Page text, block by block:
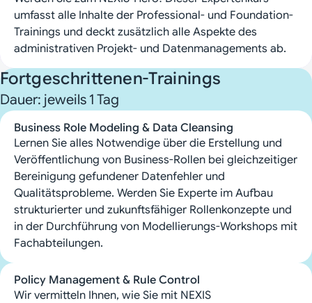
umfasst alle Inhalte der Professional- und Foundation-
Trainings und deckt zusätzlich alle Aspekte des
administrativen Projekt- und Datenmanagements ab.
Fortgeschrittenen-Trainings
Dauer: jeweils 1 Tag
Business Role Modeling & Data Cleansing
Lernen Sie alles Notwendige über die Erstellung und
Veröffentlichung von Business-Rollen bei gleichzeitiger
Bereinigung gefundener Datenfehler und
Qualitätsprobleme. Werden Sie Experte im Aufbau
strukturierter und zukunftsfähiger Rollenkonzepte und
in der Durchführung von Modellierungs-Workshops mit
Fachabteilungen.
Policy Management & Rule Control
Wir vermitteln Ihnen, wie Sie mit NEXIS